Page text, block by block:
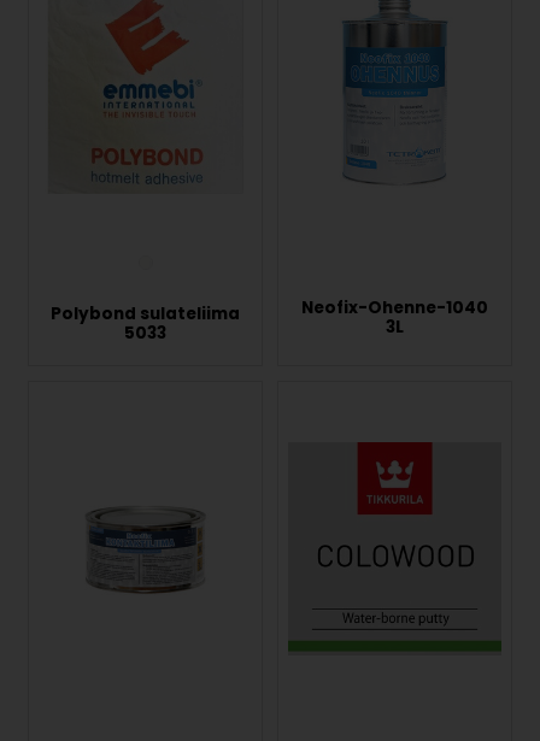
Polybond sulateliima
5033
Neofix-Ohenne-1040
3L